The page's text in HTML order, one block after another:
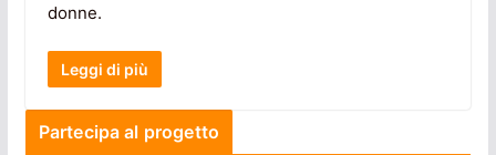
donne.
Leggi di più
Partecipa al progetto